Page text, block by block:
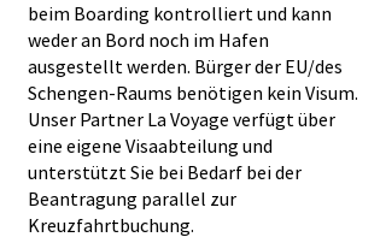
beim Boarding kontrolliert und kann
weder an Bord noch im Hafen
ausgestellt werden. Bürger der EU/des
Schengen-Raums benötigen kein Visum.
Unser Partner La Voyage verfügt über
eine eigene Visaabteilung und
unterstützt Sie bei Bedarf bei der
Beantragung parallel zur
Kreuzfahrtbuchung.